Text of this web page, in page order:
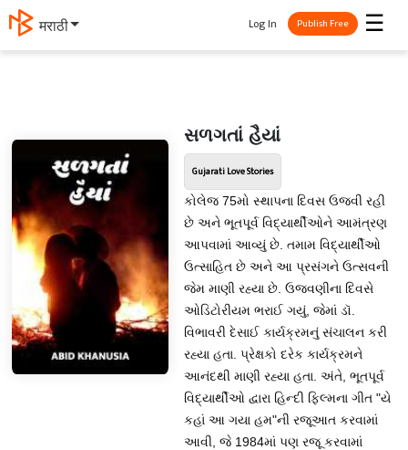
मराठी ☰
Log In Publish Free
સળગતાં હૈયાં
Gujarati Love Stories
કોલેજ 75મો સ્થાપના દિવસ ઉજવી રહી
છે અને ભૂતપૂર્વ વિદ્યાર્થીઓને આમંત્રણ
આપવામાં આવ્યું છે. તમામ વિદ્યાર્થીઓ
ઉત્સાહિત છે અને આ પ્રસંગને ઉત્સવની
જેમ માણી રહ્યા છે. ઉજવણીના દિવસે
ઓડિટોરીયમ ભરાઈ ગયું, જેમાં ડૉ.
વિભાવરી દેસાઈ કાર્યક્રમનું સંચાલન કરી
રહ્યા હતા. પ્રેક્ષકો દરેક કાર્યક્રમને
આનંદથી માણી રહ્યા હતા. અંતે, ભૂતપૂર્વ
વિદ્યાર્થીઓ દ્વારા હિન્દી ફિલ્મના ગીત "યે
કહાં આ ગયા હમ"ની રજૂઆત કરવામાં
આવી, જે 1984માં પણ રજૂ કરવામાં